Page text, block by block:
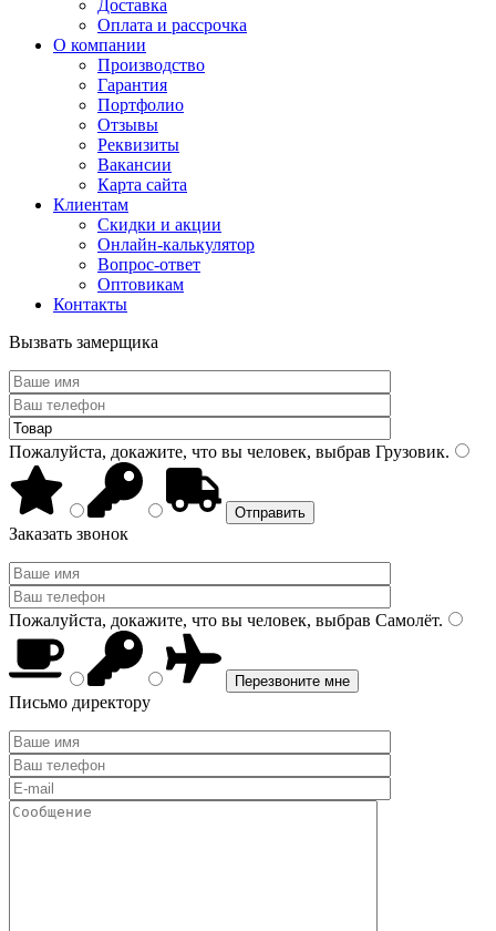
Доставка
Оплата и рассрочка
О компании
Производство
Гарантия
Портфолио
Отзывы
Реквизиты
Вакансии
Карта сайта
Клиентам
Скидки и акции
Онлайн-калькулятор
Вопрос-ответ
Оптовикам
Контакты
Вызвать замерщика
Пожалуйста, докажите, что вы человек, выбрав Грузовик.
Заказать звонок
Пожалуйста, докажите, что вы человек, выбрав Самолёт.
Письмо директору